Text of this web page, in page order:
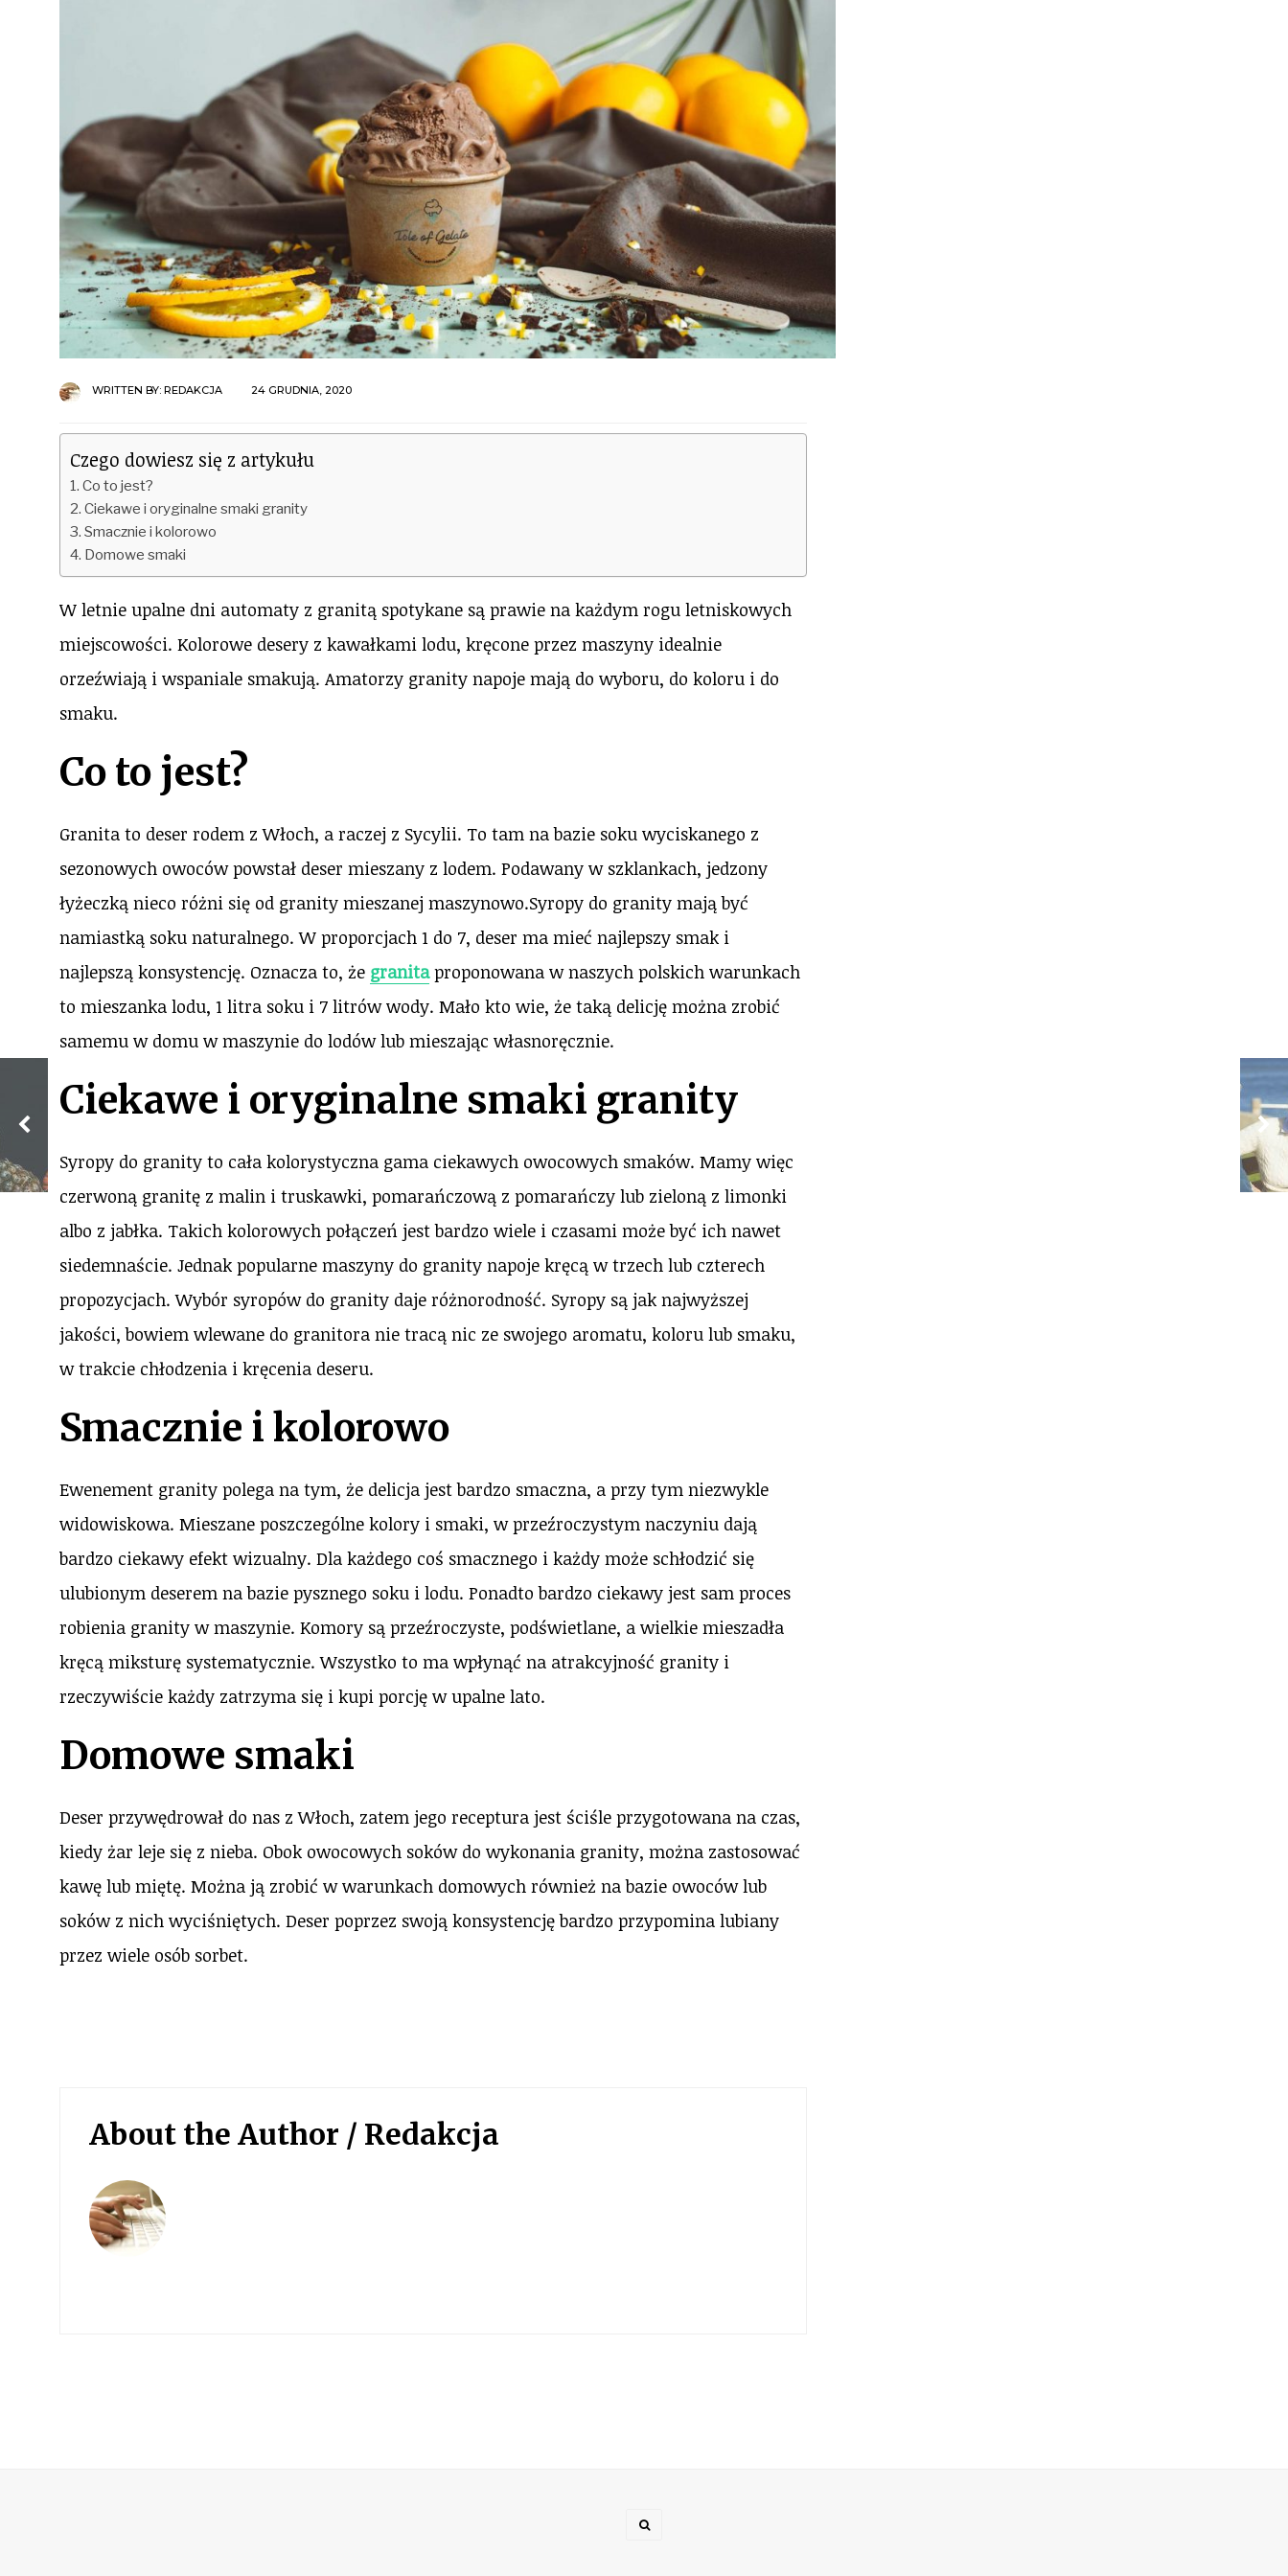
WRITTEN BY: REDAKCJA 24 GRUDNIA, 2020
Czego dowiesz się z artykułu
Co to jest?
Ciekawe i oryginalne smaki granity
Smacznie i kolorowo
Domowe smaki
W letnie upalne dni automaty z granitą spotykane są prawie na każdym rogu letniskowych
miejscowości. Kolorowe desery z kawałkami lodu, kręcone przez maszyny idealnie
orzeźwiają i wspaniale smakują. Amatorzy granity napoje mają do wyboru, do koloru i do
smaku.
Co to jest?
Granita to deser rodem z Włoch, a raczej z Sycylii. To tam na bazie soku wyciskanego z
sezonowych owoców powstał deser mieszany z lodem. Podawany w szklankach, jedzony
łyżeczką nieco różni się od granity mieszanej maszynowo.Syropy do granity mają być
namiastką soku naturalnego. W proporcjach 1 do 7, deser ma mieć najlepszy smak i
najlepszą konsystencję. Oznacza to, że granitaproponowana w naszych polskich warunkach
to mieszanka lodu, 1 litra soku i 7 litrów wody. Mało kto wie, że taką delicję można zrobić
samemu w domu w maszynie do lodów lub mieszając własnoręcznie.
Ciekawe i oryginalne smaki granity
Syropy do granity to cała kolorystyczna gama ciekawych owocowych smaków. Mamy więc
czerwoną granitę z malin i truskawki, pomarańczową z pomarańczy lub zieloną z limonki
albo z jabłka. Takich kolorowych połączeń jest bardzo wiele i czasami może być ich nawet
siedemnaście. Jednak popularne maszyny do granity napoje kręcą w trzech lub czterech
propozycjach. Wybór syropów do granity daje różnorodność. Syropy są jak najwyższej
jakości, bowiem wlewane do granitora nie tracą nic ze swojego aromatu, koloru lub smaku,
w trakcie chłodzenia i kręcenia deseru.
Smacznie i kolorowo
Ewenement granity polega na tym, że delicja jest bardzo smaczna, a przy tym niezwykle
widowiskowa. Mieszane poszczególne kolory i smaki, w przeźroczystym naczyniu dają
bardzo ciekawy efekt wizualny. Dla każdego coś smacznego i każdy może schłodzić się
ulubionym deserem na bazie pysznego soku i lodu. Ponadto bardzo ciekawy jest sam proces
robienia granity w maszynie. Komory są przeźroczyste, podświetlane, a wielkie mieszadła
kręcą miksturę systematycznie. Wszystko to ma wpłynąć na atrakcyjność granity i
rzeczywiście każdy zatrzyma się i kupi porcję w upalne lato.
Domowe smaki
Deser przywędrował do nas z Włoch, zatem jego receptura jest ściśle przygotowana na czas,
kiedy żar leje się z nieba. Obok owocowych soków do wykonania granity, można zastosować
kawę lub miętę. Można ją zrobić w warunkach domowych również na bazie owoców lub
soków z nich wyciśniętych. Deser poprzez swoją konsystencję bardzo przypomina lubiany
przez wiele osób sorbet.
About the Author / Redakcja